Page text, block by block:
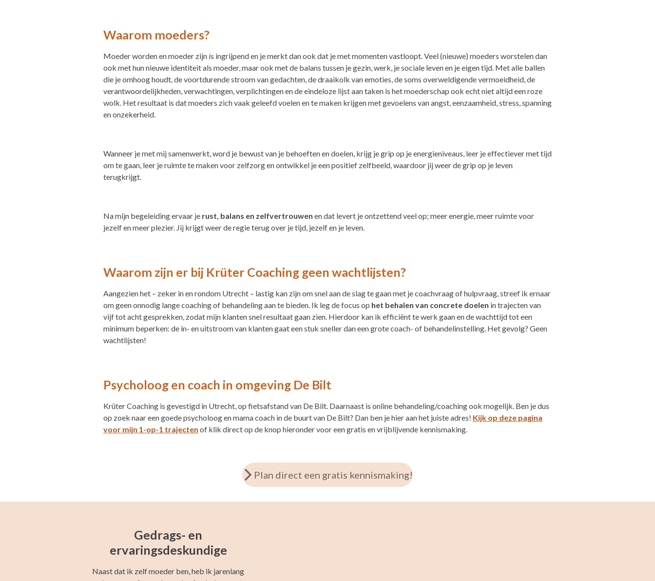
Waarom moeders?
Moeder worden en moeder zijn ís ingrijpend en je merkt dan ook dat je met momenten vastloopt. Veel (nieuwe) moeders worstelen dan
ook met hun nieuwe identiteit als moeder, maar ook met de balans tussen je gezin, werk, je sociale leven en je eigen tijd. Met alle ballen
die je omhoog houdt, de voortdurende stroom van gedachten, de draaikolk van emoties, de soms overweldigende vermoeidheid, de
verantwoordelijkheden, verwachtingen, verplichtingen en de eindeloze lijst aan taken is het moederschap ook echt niet altijd een roze
wolk. Het resultaat is dat moeders zich vaak geleefd voelen en te maken krijgen met gevoelens van angst, eenzaamheid, stress, spanning
en onzekerheid.
Wanneer je met mij samenwerkt, word je bewust van je behoeften en doelen, krijg je grip op je energieniveaus, leer je effectiever met tijd
om te gaan, leer je ruimte te maken voor zelfzorg en ontwikkel je een positief zelfbeeld, waardoor jij weer de grip op je leven
terugkrijgt.
Na mijn begeleiding ervaar je rust, balans en zelfvertrouwen en dat levert je ontzettend veel op; meer energie, meer ruimte voor
jezelf en meer plezier. Jij krijgt weer de regie terug over je tijd, jezelf en je leven.
Waarom zijn er bij Krüter Coaching geen wachtlijsten?
Aangezien het – zeker in en rondom Utrecht – lastig kan zijn om snel aan de slag te gaan met je coachvraag of hulpvraag, streef ik ernaar
om geen onnodig lange coaching of behandeling aan te bieden. Ik leg de focus op het behalen van concrete doelen in trajecten van
vijf tot acht gesprekken, zodat mijn klanten snel resultaat gaan zien. Hierdoor kan ik efficiënt te werk gaan en de wachttijd tot een
minimum beperken: de in- en uitstroom van klanten gaat een stuk sneller dan een grote coach- of behandelinstelling. Het gevolg? Geen
wachtlijsten!
Psycholoog en coach in omgeving De Bilt
Krüter Coaching is gevestigd in Utrecht, op fietsafstand van De Bilt. Daarnaast is online behandeling/coaching ook mogelijk. Ben je dus
op zoek naar een goede psycholoog en mama coach in de buurt van De Bilt? Dan ben je hier aan het juiste adres! Kijk op deze pagina
voor mijn 1-op-1 trajecten of klik direct op de knop hieronder voor een gratis en vrijblijvende kennismaking.
Plan direct een gratis kennismaking!
Gedrags- en
ervaringsdeskundige
Naast dat ik zelf moeder ben, heb ik jarenlang